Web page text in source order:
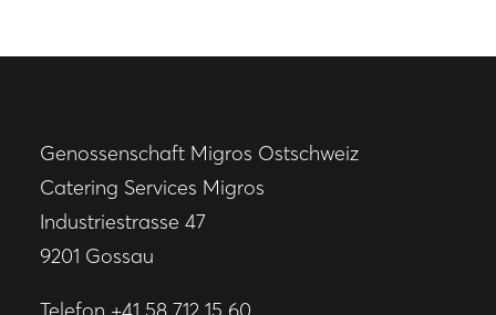
Genossenschaft Migros Ostschweiz
Catering Services Migros
Industriestrasse 47
9201 Gossau